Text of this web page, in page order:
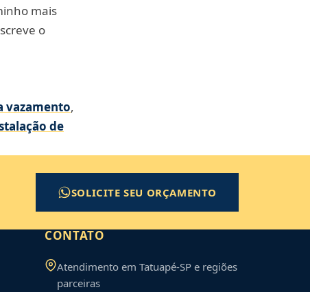
mais
o
vazamento,
de
SOLICITE SEU ORÇAMENTO
CONTATO
Atendimento em Tatuapé-SPe regiões
parceiras